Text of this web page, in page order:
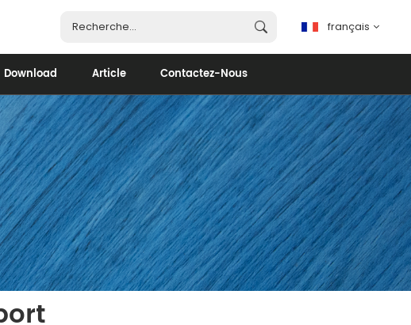
français
français
English
español
português
العربية
Download Article Contactez-Nous